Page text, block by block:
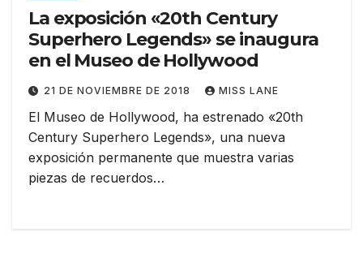
La exposición «20th Century
Superhero Legends» se inaugura
en el Museo de Hollywood
21 DE NOVIEMBRE DE 2018 MISS LANE
El Museo de Hollywood, ha estrenado «20th
Century Superhero Legends», una nueva
exposición permanente que muestra varias
piezas de recuerdos…